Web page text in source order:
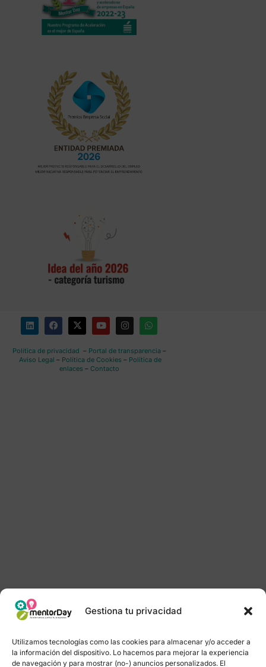
Gestiona tu privacidad
Utilizamos tecnologías como las cookies para almacenar y/o acceder a
la información del dispositivo. Lo hacemos para mejorar la experiencia
de navegación y para mostrar (no-) anuncios personalizados. El
Política de privacidad – Portal de transparencia–
Aviso Legal – Política de Cookies – Política de
enlaces – Contacto